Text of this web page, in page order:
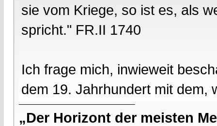
sie vom Kriege, so ist es, als
spricht." FR.II 1740
Ich frage mich, inwieweit
dem 19. Jahrhundert mit dem,
„Der Horizont der meisten